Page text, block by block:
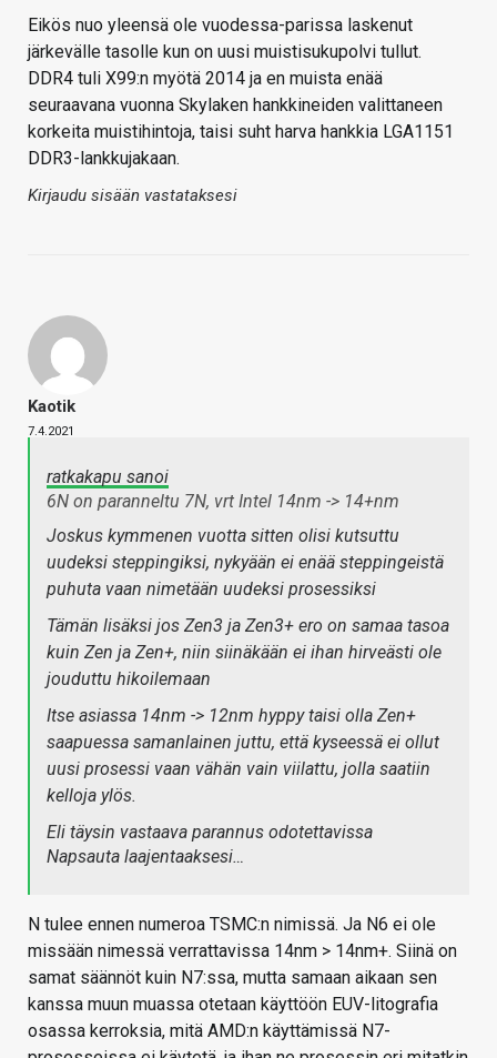
Eikös nuo yleensä ole vuodessa-parissa laskenut
järkevälle tasolle kun on uusi muistisukupolvi tullut.
DDR4 tuli X99:n myötä 2014 ja en muista enää
seuraavana vuonna Skylaken hankkineiden valittaneen
korkeita muistihintoja, taisi suht harva hankkia LGA1151
DDR3-lankkujakaan.
Kirjaudu sisään vastataksesi
Kaotik
7.4.2021
ratkakapu sanoi
6N on paranneltu 7N, vrt Intel 14nm -> 14+nm
Joskus kymmenen vuotta sitten olisi kutsuttu
uudeksi steppingiksi, nykyään ei enää steppingeistä
puhuta vaan nimetään uudeksi prosessiksi
Tämän lisäksi jos Zen3 ja Zen3+ ero on samaa tasoa
kuin Zen ja Zen+, niin siinäkään ei ihan hirveästi ole
jouduttu hikoilemaan
Itse asiassa 14nm -> 12nm hyppy taisi olla Zen+
saapuessa samanlainen juttu, että kyseessä ei ollut
uusi prosessi vaan vähän vain viilattu, jolla saatiin
kelloja ylös.
Eli täysin vastaava parannus odotettavissa
Napsauta laajentaaksesi…
N tulee ennen numeroa TSMC:n nimissä. Ja N6 ei ole
missään nimessä verrattavissa 14nm > 14nm+. Siinä on
samat säännöt kuin N7:ssa, mutta samaan aikaan sen
kanssa muun muassa otetaan käyttöön EUV-litografia
osassa kerroksia, mitä AMD:n käyttämissä N7-